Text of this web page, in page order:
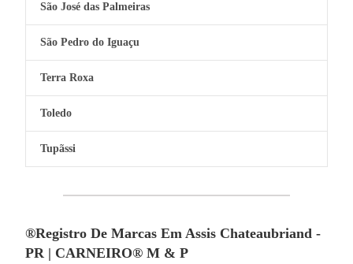
São José das Palmeiras
São Pedro do Iguaçu
Terra Roxa
Toledo
Tupãssi
®Registro De Marcas Em Assis Chateaubriand -
PR | CARNEIRO® M & P